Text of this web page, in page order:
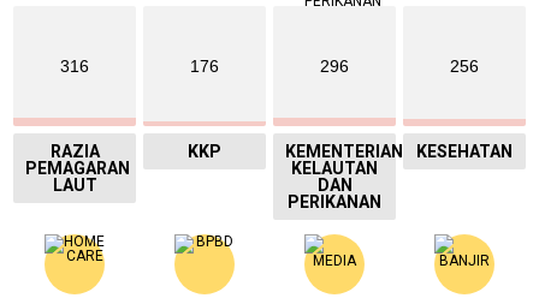
316
RAZIA
PEMAGARAN
LAUT
176
KKP
296
KEMENTERIAN
KELAUTAN
DAN
PERIKANAN
256
KESEHATAN